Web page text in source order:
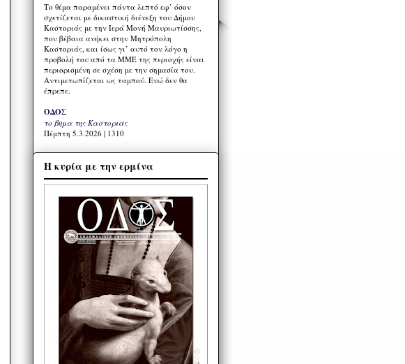
Το θέμα παραμένει πάντα λεπτό εφ’ όσον
σχετίζεται με δικαστική διένεξη του Δήμου
Καστοριάς με την Ιερά Μονή Μαυριωτίσσης,
που βέβαια ανήκει στην Μητρόπολη
Καστοριάς, και ίσως γι’ αυτό τον λόγο η
προβολή του από τα ΜΜΕ της περιοχής είναι
περιορισμένη σε σχέση με την σημασία του.
Αντιμετωπίζεται ως ταμπού. Ενώ δεν θα
έπρεπε.
ΟΔΟΣ
το βήμα της Καστοριάς
Πέμπτη 5.3.2026 | 1310
Η κυρία με την ερμίνα